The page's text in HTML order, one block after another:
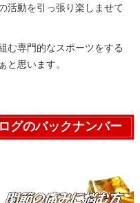
活動を引っ張り楽しませて
む専門的なスポーツをする
思います。
グのバックナンバー